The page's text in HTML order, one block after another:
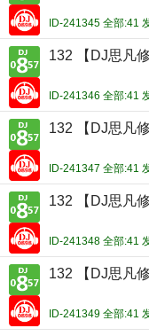
ID-241345 全部:41
132 【DJ思凡
ID-241346 全部:41
132 【DJ思凡
ID-241347 全部:41
132 【DJ思凡
ID-241348 全部:41
132 【DJ思凡
ID-241349 全部:41